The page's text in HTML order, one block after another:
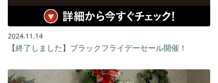
2024.11.14
【終了しました】ブラックフライデーセール開催！